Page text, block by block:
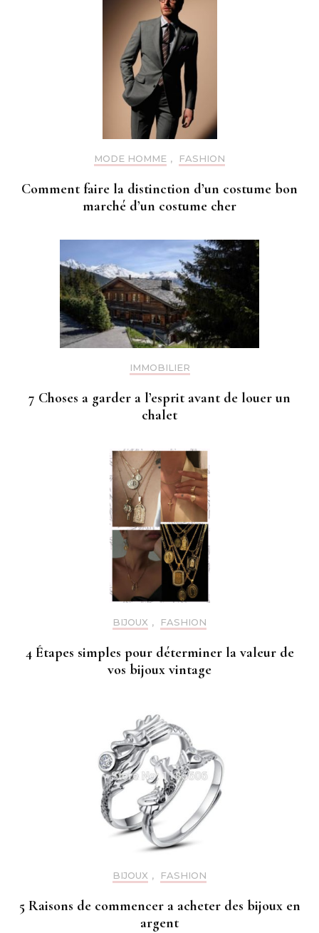
MODE HOMME , FASHION
Comment faire la distinction d’un costume bon
marché d’un costume cher
IMMOBILIER
7 Choses a garder a l’esprit avant de louer un
chalet
BIJOUX , FASHION
4 Étapes simples pour déterminer la valeur de
vos bijoux vintage
BIJOUX , FASHION
5 Raisons de commencer a acheter des bijoux en
argent